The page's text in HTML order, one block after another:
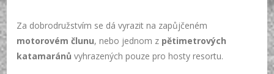
Za dobrodružstvím se dá vyrazit na zapůjčeném
motorovém člunu, nebo jednom z pětimetrových
katamaránů vyhrazených pouze pro hosty resortu.